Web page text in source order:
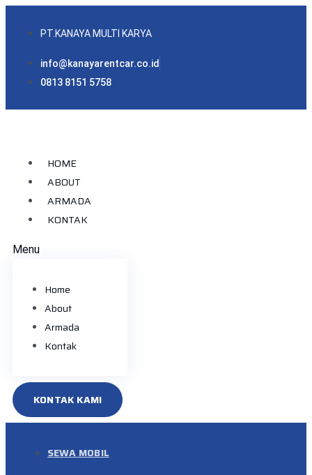
PT.KANAYA MULTI KARYA
info@kanayarentcar.co.id
0813 8151 5758
HOME
ABOUT
ARMADA
KONTAK
Menu
Home
About
Armada
Kontak
KONTAK KAMI
SEWA MOBIL